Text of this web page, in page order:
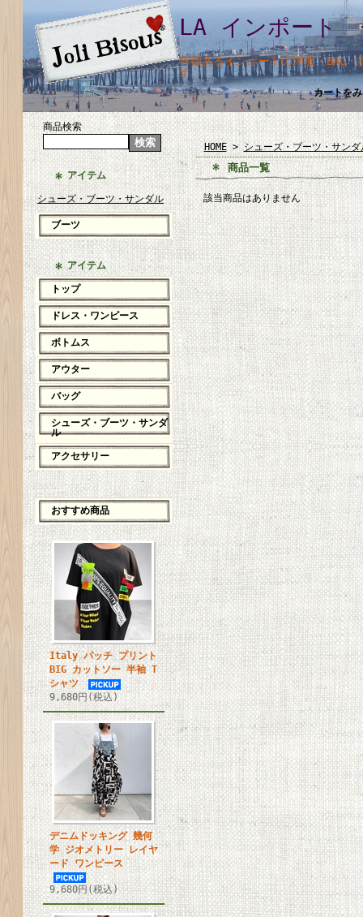
LA インポー
特徴あるインポートの洋服・BAG
す。
カートを
商品検索
アイテム
シューズ・ブーツ・サンダル
ブーツ
アイテム
トップ
ドレス・ワンピース
ボトムス
アウター
バッグ
シューズ・ブーツ・サンダ
ル
アクセサリー
おすすめ商品
Italy パッチ プリント
BIG カットソー 半袖 T
シャツ
9,680円(税込)
デニムドッキング 幾何
学 ジオメトリー レイヤ
ード ワンピース
9,680円(税込)
HOME>シューズ・ブーツ・サンダ
商品一覧
該当商品はありません